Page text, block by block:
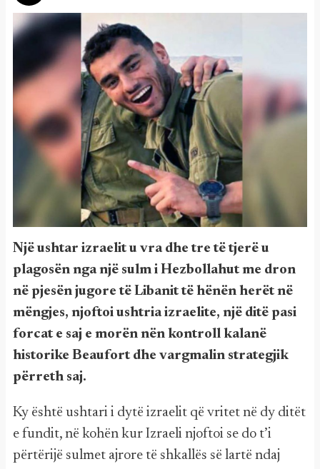
Një ushtar izraelit u vra dhe tre të tjerë u
plagosën nga një sulm i Hezbollahut me dron
në pjesën jugore të Libanit të hënën herët në
mëngjes, njoftoi ushtria izraelite, një ditë pasi
forcat e saj e morën nën kontroll kalanë
historike Beaufort dhe vargmalin strategjik
përreth saj.
Ky është ushtari i dytë izraelit që vritet në dy ditët
e fundit, në kohën kur Izraeli njoftoi se do t’i
përtërijë sulmet ajrore të shkallës së lartë ndaj